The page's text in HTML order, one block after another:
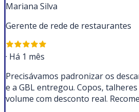
Mariana Silva
Gerente de rede de restaurantes
· Há 1 mês
Precisávamos padronizar os
e a GBL entregou. Copos,
volume com desconto real.